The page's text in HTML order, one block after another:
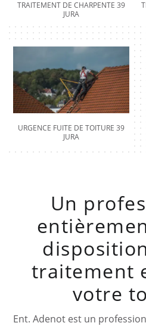
TRAITEMENT DE CHARPENTE 39
JURA
URGENCE FUITE DE TOITURE 39
JURA
Un
traitement
votre
Ent. Adenot est un